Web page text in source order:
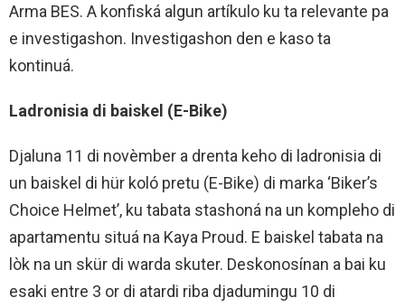
Arma BES. A konfiská algun artíkulo ku ta relevante pa
e investigashon. Investigashon den e kaso ta
kontinuá.
Ladronisia di baiskel (E-Bike)
Djaluna 11 di novèmber a drenta keho di ladronisia di
un baiskel di hür koló pretu (E-Bike) di marka ‘Biker’s
Choice Helmet’, ku tabata stashoná na un kompleho di
apartamentu situá na Kaya Proud. E baiskel tabata na
lòk na un skür di warda skuter. Deskonosínan a bai ku
esaki entre 3 or di atardi riba djadumingu 10 di